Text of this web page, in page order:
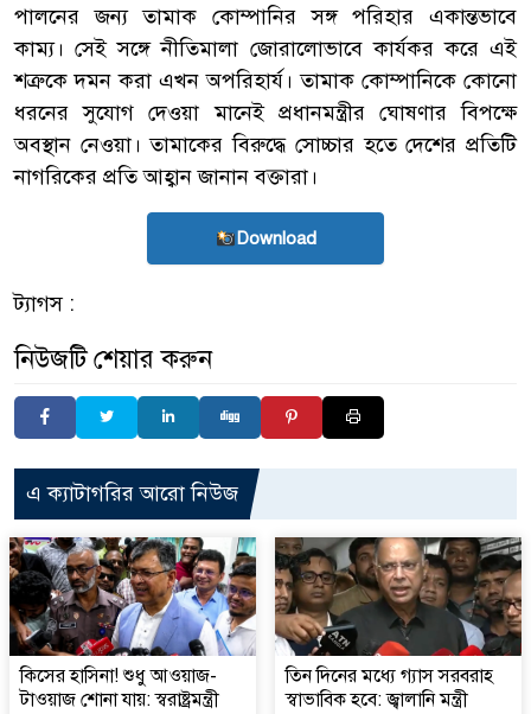
পালনের জন্য তামাক কোম্পানির সঙ্গ পরিহার একান্তভাবে
কাম্য। সেই সঙ্গে নীতিমালা জোরালোভাবে কার্যকর করে এই
শত্রুকে দমন করা এখন অপরিহার্য। তামাক কোম্পানিকে কোনো
ধরনের সুযোগ দেওয়া মানেই প্রধানমন্ত্রীর ঘোষণার বিপক্ষে
অবস্থান নেওয়া। তামাকের বিরুদ্ধে সোচ্চার হতে দেশের প্রতিটি
নাগরিকের প্রতি আহ্বান জানান বক্তারা।
Download
ট্যাগস :
নিউজটি শেয়ার করুন
এ ক্যাটাগরির আরো নিউজ
কিসের হাসিনা! শুধু আওয়াজ-
টাওয়াজ শোনা যায়: স্বরাষ্ট্রমন্ত্রী
তিন দিনের মধ্যে গ্যাস সরবরাহ
স্বাভাবিক হবে: জ্বালানি মন্ত্রী